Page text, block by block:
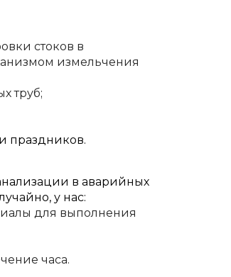
стоков в
измельчения
труб;
праздников.
в аварийных
у нас:
для выполнения
часа.